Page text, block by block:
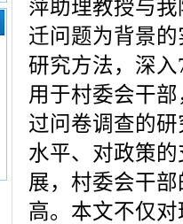
萍助理教授与
迁问题为背景
研究方法，深
用于村委会干
过问卷调查的
水平、对政策
展，村委会干
高。本文不仅